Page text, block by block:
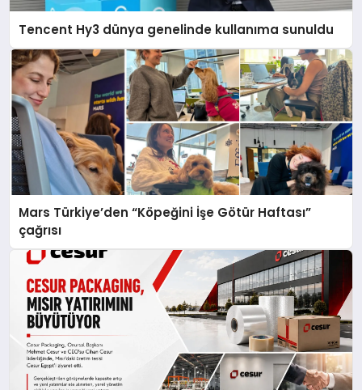
Tencent Hy3 dünya genelinde kullanıma sunuldu
Mars Türkiye’den “Köpeğini İşe Götür Haftası”
çağrısı